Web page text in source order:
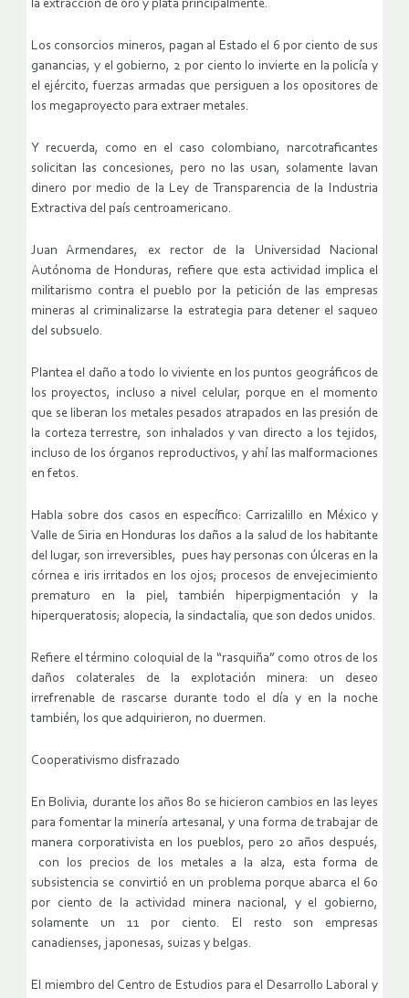
la extracción de oro y plata principalmente.
Los consorcios mineros, pagan al Estado el 6 por ciento de sus
ganancias, y el gobierno, 2 por ciento lo invierte en la policía y
el ejército, fuerzas armadas que persiguen a los opositores de
los megaproyecto para extraer metales.
Y recuerda, como en el caso colombiano, narcotraficantes
solicitan las concesiones, pero no las usan, solamente lavan
dinero por medio de la Ley de Transparencia de la Industria
Extractiva del país centroamericano.
Juan Armendares, ex rector de la Universidad Nacional
Autónoma de Honduras, refiere que esta actividad implica el
militarismo contra el pueblo por la petición de las empresas
mineras al criminalizarse la estrategia para detener el saqueo
del subsuelo.
Plantea el daño a todo lo viviente en los puntos geográficos de
los proyectos, incluso a nivel celular, porque en el momento
que se liberan los metales pesados atrapados en las presión de
la corteza terrestre, son inhalados y van directo a los tejidos,
incluso de los órganos reproductivos, y ahí las malformaciones
en fetos.
Habla sobre dos casos en específico: Carrizalillo en México y
Valle de Siria en Honduras los daños a la salud de los habitante
del lugar, son irreversibles, pues hay personas con úlceras en la
córnea e iris irritados en los ojos; procesos de envejecimiento
prematuro en la piel, también hiperpigmentación y la
hiperqueratosis; alopecia, la sindactalia, que son dedos unidos.
Refiere el término coloquial de la “rasquiña” como otros de los
daños colaterales de la explotación minera: un deseo
irrefrenable de rascarse durante todo el día y en la noche
también, los que adquirieron, no duermen.
Cooperativismo disfrazado
En Bolivia, durante los años 80 se hicieron cambios en las leyes
para fomentar la minería artesanal, y una forma de trabajar de
manera corporativista en los pueblos, pero 20 años después,
con los precios de los metales a la alza, esta forma de
subsistencia se convirtió en un problema porque abarca el 60
por ciento de la actividad minera nacional, y el gobierno,
solamente un 11 por ciento. El resto son empresas
canadienses, japonesas, suizas y belgas.
El miembro del Centro de Estudios para el Desarrollo Laboral y